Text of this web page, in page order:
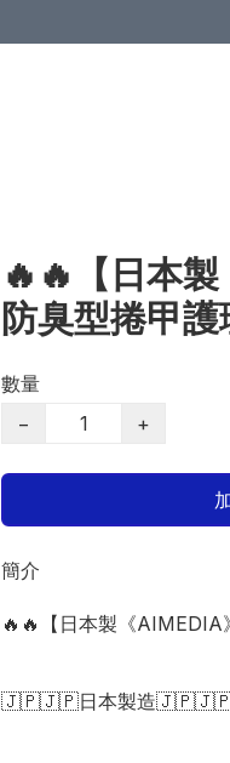
🔥🔥【日本
防臭型捲甲
數量
−
+
簡介
🔥🔥【日本製《
🇯🇵🇯🇵日本製造